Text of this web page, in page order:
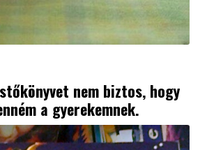
nem biztos, hogy
a gyerekemnek.